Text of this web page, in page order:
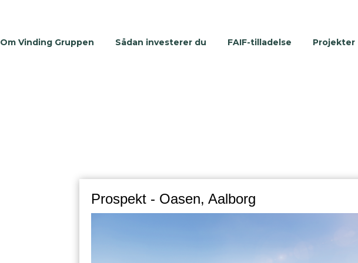
Om Vinding Gruppen Sådan investerer du FAIF-tilladelse Projekter
Prospekt - Oasen, Aalborg